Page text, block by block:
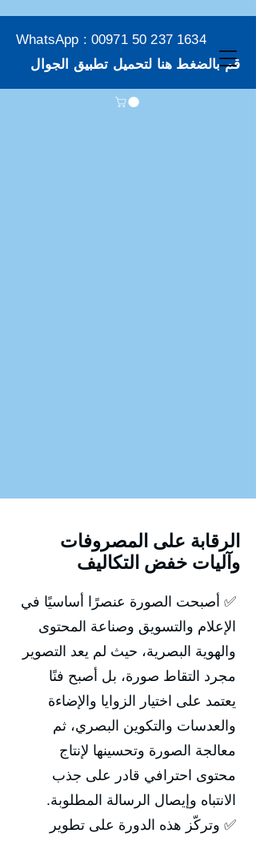
WhatsApp : 00971 50 237 1634
قم بالضغط هنا لتحميل تطبيق الجوال
الرقابة على المصروفات
وآليات خفض التكاليف
✅ أصبحت الصورة عنصرًا أساسيًا في
الإعلام والتسويق وصناعة المحتوى
والهوية البصرية، حيث لم يعد التصوير
مجرد التقاط صورة، بل أصبح فنًا
يعتمد على اختيار الزوايا والإضاءة
والعدسات والتكوين البصري، ثم
معالجة الصورة وتحسينها لإنتاج
محتوى احترافي قادر على جذب
الانتباه وإيصال الرسالة المطلوبة.
✅ وتركّز هذه الدورة على تطوير